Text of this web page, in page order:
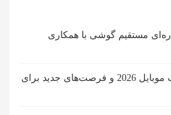
مستقیم گوشی‌ با همکاری
جوایز صنعت موبایل 2026 و فرصت‌های جدید برای